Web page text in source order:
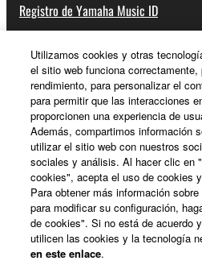
Registro de Yamaha Music ID
Acerca de Yamaha
España - Spanish
Empresa
Utilizamos cookies y otras
el sitio web funciona correctamente,
rendimiento, para personalizar el
para permitir que las interacciones
proporcionen una experiencia de
Además, compartimos información
utilizar el sitio web con nuestros
sociales y análisis. Al hacer clic en
cookies", acepta el uso de cookies
Para obtener más información
para modificar su configuración,
de cookies". Si no está de acuerdo
utilicen las cookies y la tecnología
en este enlace.